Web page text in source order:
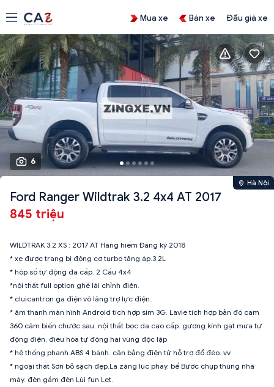
Mua xe Bán xe Đấu giá xe
6
Hà Nội
Ford Ranger Wildtrak 3.2 4x4 AT 2017
845 triệu
WILDTRAK 3.2 XS : 2017 AT Hàng hiếm Đăng ký 2018
* xe được trang bị động cơ turbo tăng áp.3.2L
* hôp số tự động đa cấp. 2 Cầu 4x4
*nội thất full option ghế lái chỉnh điện.
* cluicantron ga điện.vô lăng trợ lực điện.
* âm thanh màn hình Android tích hợp sim 3G. Lavie tích hợp bản đồ cam
360 cảm biến chước sau. nội thất bọc da cao cấp. gương kính gạt mưa tự
động điện. điều hòa tự động hai vùng độc lập
* hệ thống phanh ABS 4 bánh. cân bằng điện tử hỗ trợ đổ đèo. vv
* ngoại thất Sơn bỏ sạch đẹp.La zăng lúc phay. bể Bước chụp thùng nhà
máy. đèn gầm đèn Lùi fun Let.